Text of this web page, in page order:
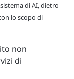
di AI, dietro
lo scopo di
non
di